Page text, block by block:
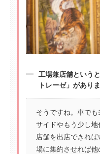
工場兼店舗という
トレーゼ」があり
そうですね。車で
サイドやもう少し
店舗を出店できれ
場に集約させれば